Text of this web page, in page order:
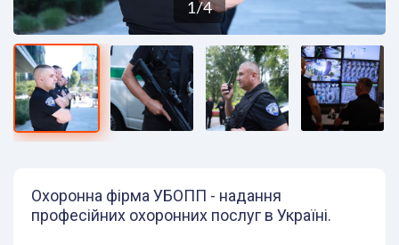
1/4
Охоронна фірма УБОПП - надання
професійних охоронних послуг в Україні.